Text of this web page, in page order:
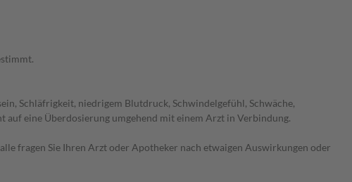
Schläfrigkeit, niedrigem Blutdruck, Schwindelgefühl, Schwäche,
auf eine Überdosierung umgehend mit einem Arzt in Verbindung.
fragen Sie Ihren Arzt oder Apotheker nach etwaigen Auswirkungen oder